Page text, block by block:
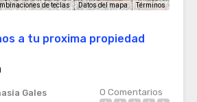
de teclas Datos del mapa Términos
a tu proxima propiedad
Gales
0 Comentarios